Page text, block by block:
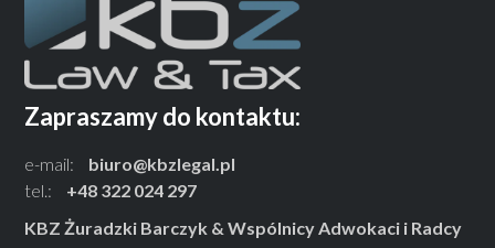
Zapraszamy do kontaktu:
e-mail:
biuro@kbzlegal.pl
tel.:
+48 322 024 297
KBZ Żuradzki Barczyk & Wspólnicy Adwokaci i Radcy